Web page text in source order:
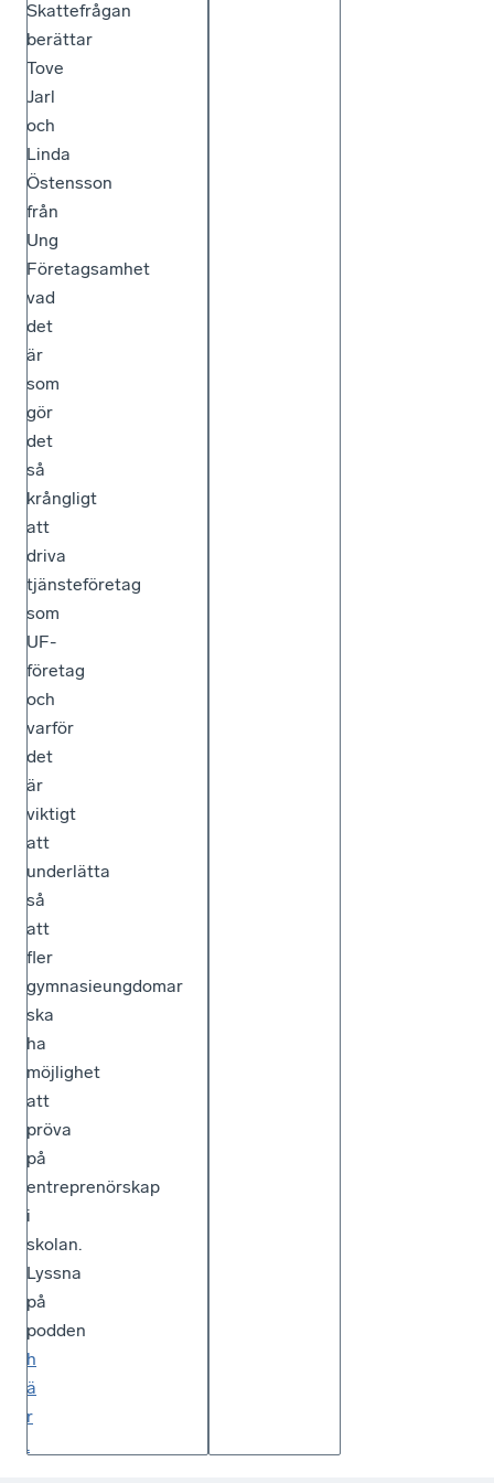
Skattefrågan
berättar
Tove
Jarl
och
Linda
Östensson
från
Ung
Företagsamhet
vad
det
är
som
gör
det
så
krångligt
att
driva
tjänsteföretag
som
UF-
företag
och
varför
det
är
viktigt
att
underlätta
så
att
fler
gymnasieungdomar
ska
ha
möjlighet
att
pröva
på
entreprenörskap
i
skolan.
Lyssna
på
podden
h
ä
r
.